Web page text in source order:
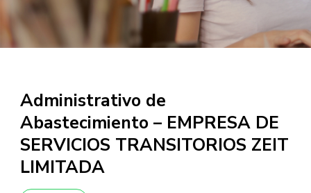
Administrativo de
Abastecimiento – EMPRESA DE
SERVICIOS TRANSITORIOS ZEIT
LIMITADA